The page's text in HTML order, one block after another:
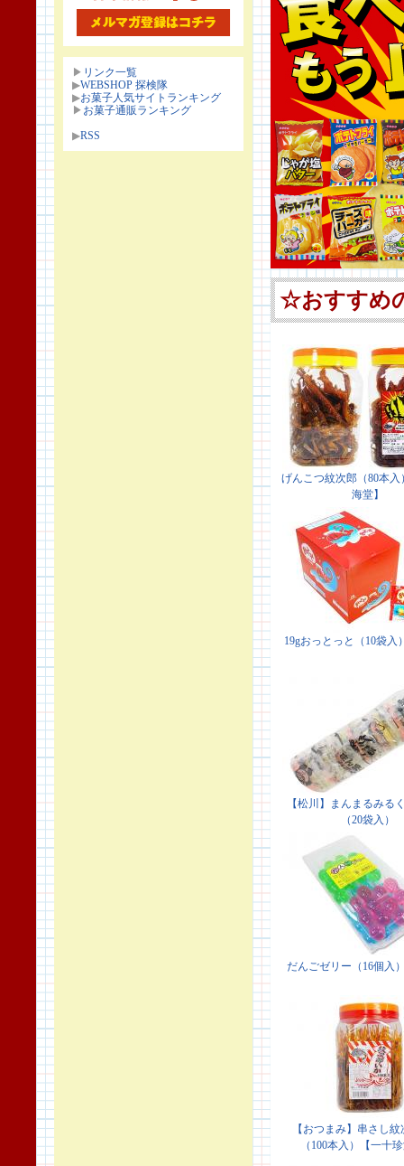
▶ リンク一覧
▶WEBSHOP 探検隊
▶お菓子人気サイトランキング
▶ お菓子通販ランキング
▶RSS